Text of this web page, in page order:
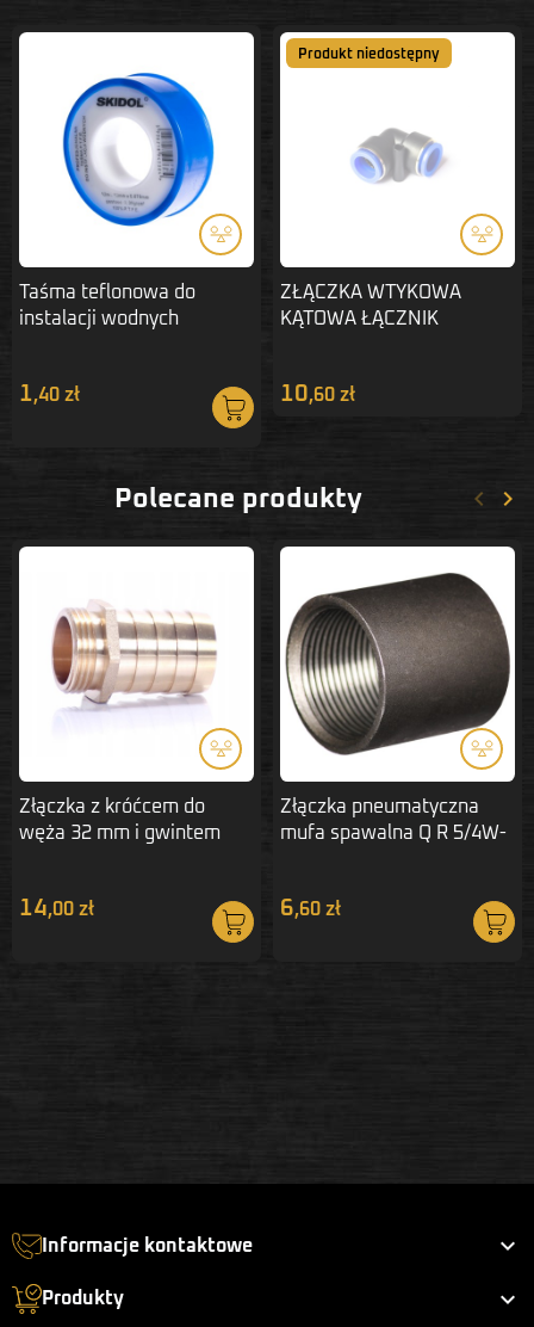
Taśma teflonowa do
instalacji wodnych
1,40 zł
Produkt niedostępny
ZŁĄCZKA WTYKOWA
KĄTOWA ŁĄCZNIK
10,60 zł
Polecane produkty keyboard_arrow_left keyboard_arrow_right
Złączka z króćcem do
węża 32 mm i gwintem
14,00 zł
Złączka pneumatyczna
mufa spawalna Q R 5/4W-
6,60 zł
Informacje kontaktowe 
Produkty 